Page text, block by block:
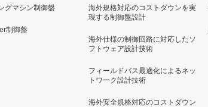
グマシン制御盤
制御盤
海外規格対応のコストダウンを実
現する制御盤設計
海外仕様の制御回路に対応したソ
フトウェア設計技術
フィールドバス最適化によるネッ
トワーク設計技術
海外安全規格対応のコストダウン